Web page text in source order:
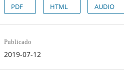
PDF HTML AUDIO
Publicado
2019-07-12